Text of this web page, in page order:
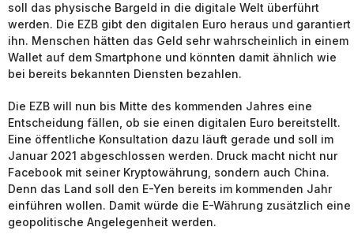
soll das physische Bargeld in die digitale Welt überführt
werden. Die EZB gibt den digitalen Euro heraus und garantiert
ihn. Menschen hätten das Geld sehr wahrscheinlich in einem
Wallet auf dem Smartphone und könnten damit ähnlich wie
bei bereits bekannten Diensten bezahlen.
Die EZB will nun bis Mitte des kommenden Jahres eine
Entscheidung fällen, ob sie einen digitalen Euro bereitstellt.
Eine öffentliche Konsultation dazu läuft gerade und soll im
Januar 2021 abgeschlossen werden. Druck macht nicht nur
Facebook mit seiner Kryptowährung, sondern auch China.
Denn das Land soll den E-Yen bereits im kommenden Jahr
einführen wollen. Damit würde die E-Währung zusätzlich eine
geopolitische Angelegenheit werden.